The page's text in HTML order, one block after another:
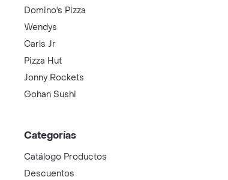
Domino's Pizza
Wendys
Carls Jr
Pizza Hut
Jonny Rockets
Gohan Sushi
Categorías
Catálogo Productos
Descuentos